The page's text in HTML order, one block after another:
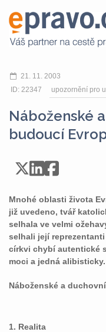
21. 11. 2003
ID: 22347
upozornění pro
Náboženské
budoucí
Mnohé oblasti života
již uvedeno, tvář
selhala ve velmi
selhali její
církvi chybí autentické
moci a jedná alibisticky.
Náboženské a
1. Realita